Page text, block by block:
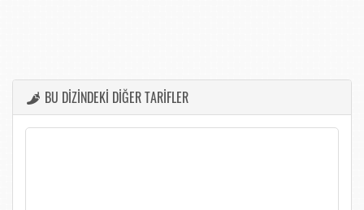
BU DİZİNDEKİ DİĞER TARİFLER